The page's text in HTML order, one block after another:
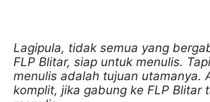
Lagipula, tidak semua yang
FLP Blitar, siap untuk menulis.
menulis adalah tujuan utamanya.
komplit, jika gabung ke FLP Blitar